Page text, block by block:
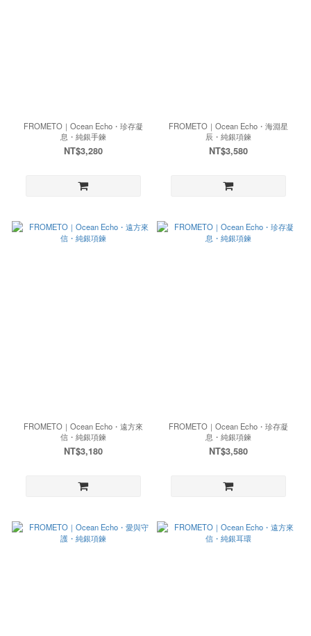
FROMETO｜Ocean Echo・珍存凝
息・純銀手鍊
NT$3,280
FROMETO｜Ocean Echo・海淵星
辰・純銀項鍊
NT$3,580
FROMETO｜Ocean Echo・遠方來
信・純銀項鍊
NT$3,180
FROMETO｜Ocean Echo・珍存凝
息・純銀項鍊
NT$3,580